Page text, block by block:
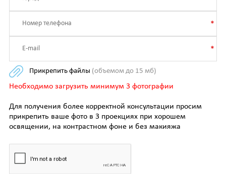
Прикрепить файлы (объемом до 15 мб)
Необходимо загрузить минимум 3 фотографии
Для получения более корректной консультации просим
прикрепить ваше фото в 3 проекциях при хорошем
освящении, на контрастном фоне и без макияжа